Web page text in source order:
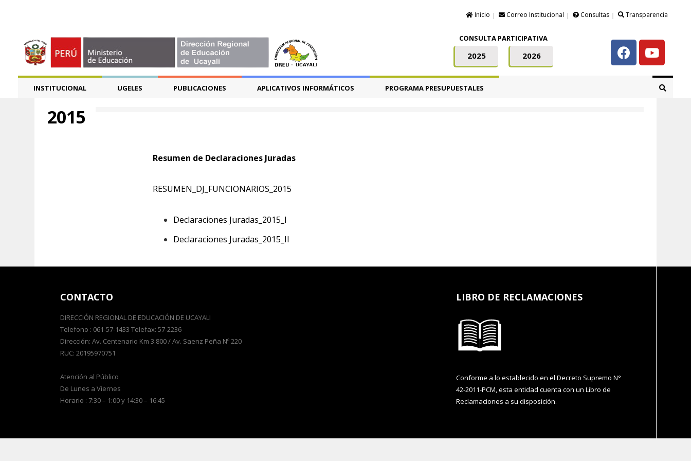
Inicio Correo Institucional Consultas Transparencia
CONSULTA PARTICIPATIVA
2025 2026
INSTITUCIONAL UGELES PUBLICACIONES APLICATIVOS INFORMÁTICOS PROGRAMA PRESUPUESTALES
2015
Resumen de Declaraciones Juradas
RESUMEN_DJ_FUNCIONARIOS_2015
Declaraciones Juradas_2015_I
Declaraciones Juradas_2015_II
CONTACTO
DIRECCIÓN REGIONAL DE EDUCACIÓN DE UCAYALI
Telefono : 061-57-1433 Telefax: 57-2236
Dirección: Av. Centenario Km 3.800 / Av. Saenz Peña Nº 220
RUC: 20195970751
Atención al Público
De Lunes a Viernes
Horario : 7:30 – 1:00 y 14:30 – 16:45
LIBRO DE RECLAMACIONES
Conforme a lo establecido en el Decreto Supremo N°
42-2011-PCM, esta entidad cuenta con un Libro de
Reclamaciones a su disposición.